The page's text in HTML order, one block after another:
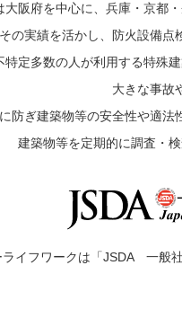
阪府を中心に、兵庫・京都
その実績を活かし、防火設備点
定多数の人が利用する特殊
大きな事故
防ぎ建築物等の安全性や適
建築物等を定期的に調査・
ライフワークは「JSDA 一般